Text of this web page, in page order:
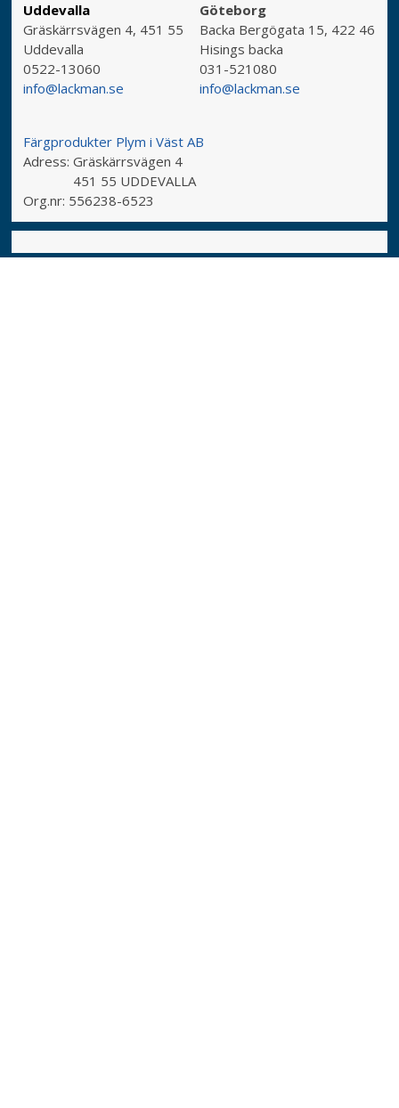
Uddevalla
Gräskärrsvägen 4, 451 55
Uddevalla
0522-13060
info@lackman.se
Göteborg
Backa Bergögata 15, 422 46
Hisings backa
031-521080
info@lackman.se
Färgprodukter Plym i Väst AB
Adress: Gräskärrsvägen 4
451 55 UDDEVALLA
Org.nr: 556238-6523